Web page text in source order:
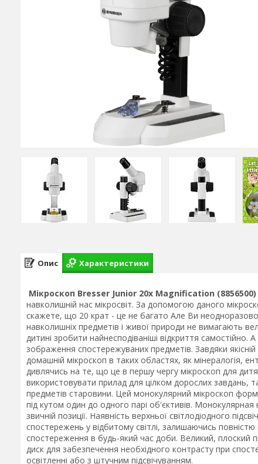
Опис Характеристики
Мікроскоп Bresser Junior 20x Magnification (8856500)
навколишній нас мікросвіт. За допомогою даного
скажете, що 20 крат - це не багато Але Ви
навколишніх предметів і живої природи не вимагають
дитині зробити найнесподіваніші відкриття
зображення спостережуваних предметів. Завдяки
домашній мікроскоп в таких областях, як мінералогія,
дивлячись на те, що це в першу чергу мікроскоп для
використовувати прилад для цілком дорослих завдань,
предметів старовини. Цей монокулярний мікроскоп
під кутом один до одного парі об'єктивів.
звичній позиції. Наявність верхньої світлодіодного
спостережень у відбитому світлі, залишаючись
спостереження в будь-який час доби. Великий, плоский
диск для забезпечення необхідного контрасту при
освітленні або з штучним підсвічуванням.